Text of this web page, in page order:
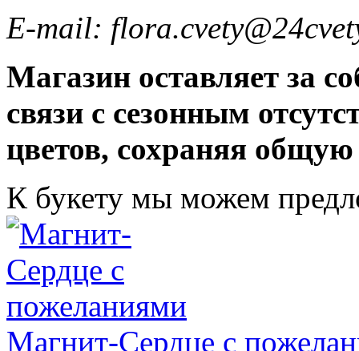
E-mail:
Магазин оставляет за
связи с сезонным
цветов, сохраняя
К букету мы можем
Магнит-Сердце с